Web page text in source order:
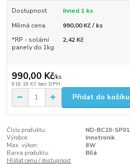
Dostupnost
ihned 1 ks
Měrná cena
990,00 Kč / ks
*RP - solární
panely do 1kg
2,42 Kč
990,00 Kč/ks
818,18 Kč bez DPH
Přidat do košíku
Číslo produktu:
ND-BC20-SP01
Výrobce:
Innotronik
Max. výkon:
8W
Barva produktu:
Bílá
Hlídat cenu / dostupnost